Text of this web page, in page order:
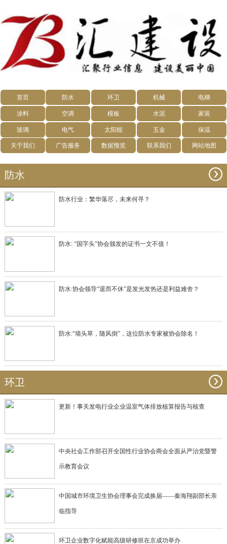
首页 防水 环卫 机械 电梯
涂料 空调 模板 水泥 家装
玻璃 电气 太阳能 五金 保温
关于我们 广告服务 数据预览 联系我们 网站地图
防水
防水行业：繁华落尽，未来何寻？
防水: “国字头”协会颁发的证书一文不值！
防水:协会领导“退而不休”是发光发热还是利益难舍？
防水:“墙头草，随风倒”，这位防水专家被协会除名！
环卫
更新！事关发电行业企业温室气体排放核算报告与核查
中央社会工作部召开全国性行业协会商会全面从严治党暨警
示教育会议
中国城市环境卫生协会理事会完成换届——秦海翔副部长亲
临指导
环卫企业数字化赋能高级研修班在京成功举办